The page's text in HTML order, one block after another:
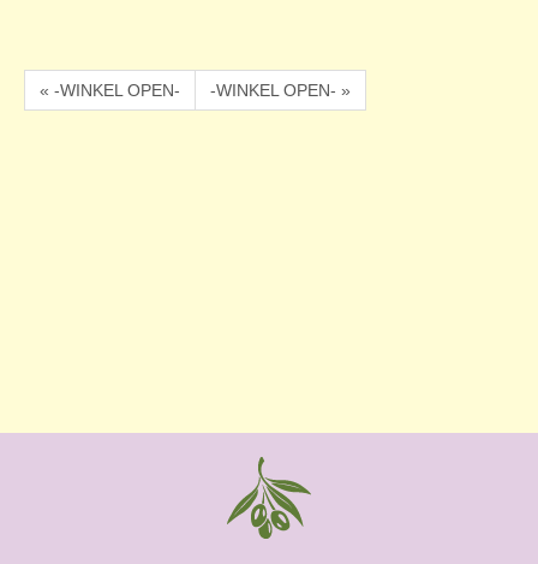
« -WINKEL OPEN- -WINKEL OPEN- »